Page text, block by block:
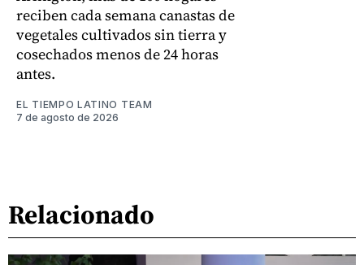
reciben cada semana canastas de
vegetales cultivados sin tierra y
cosechados menos de 24 horas
antes.
EL TIEMPO LATINO TEAM
7 de agosto de 2026
Relacionado